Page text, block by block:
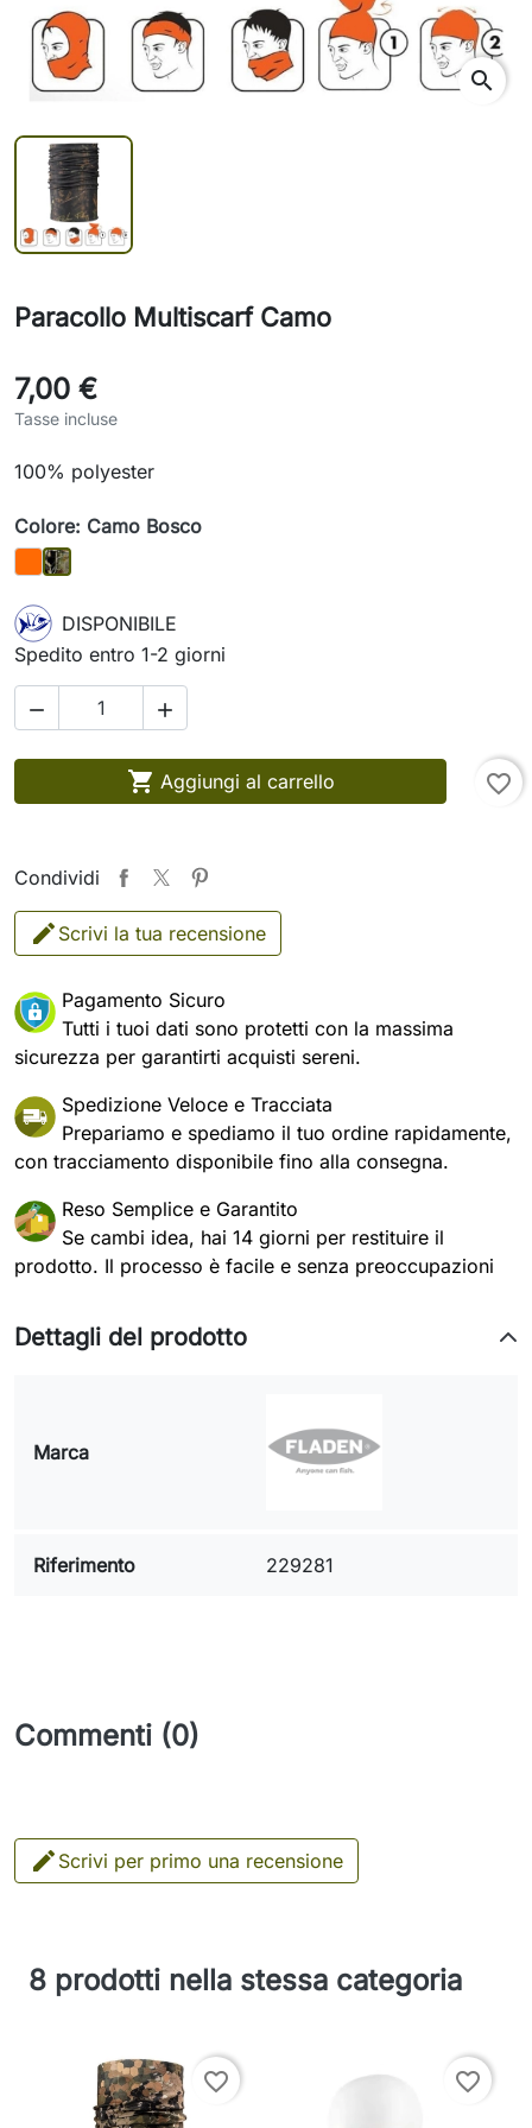
search
Paracollo Multiscarf Camo
7,00 €
Tasse incluse
100% polyester
Colore: Camo Bosco
ArancioCamo Bosco
DISPONIBILE
Spedito entro 1-2 giorni
 
 Aggiungi al carrello favorite_border
Condividi
Scrivi la tua recensione
Pagamento Sicuro
Tutti i tuoi dati sono protetti con la massima
sicurezza per garantirti acquisti sereni.
Spedizione Veloce e Tracciata
Prepariamo e spediamo il tuo ordine rapidamente,
con tracciamento disponibile fino alla consegna.
Reso Semplice e Garantito
Se cambi idea, hai 14 giorni per restituire il
prodotto. Il processo è facile e senza preoccupazioni
Dettagli del prodotto
Marca
Riferimento 229281
Commenti (0)
 Scrivi per primo una recensione
8 prodotti nella stessa categoria
favorite_border favorite_border